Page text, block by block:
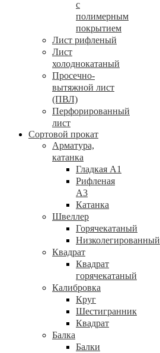
с
полимерным
покрытием
Лист рифленый
Лист
холоднокатаный
Просечно-
вытяжной лист
(ПВЛ)
Перфорированный
лист
Сортовой прокат
Арматура,
катанка
Гладкая А1
Рифленая
А3
Катанка
Швеллер
Горячекатаный
Низколегированный
Квадрат
Квадрат
горячекатаный
Калибровка
Круг
Шестигранник
Квадрат
Балка
Балки